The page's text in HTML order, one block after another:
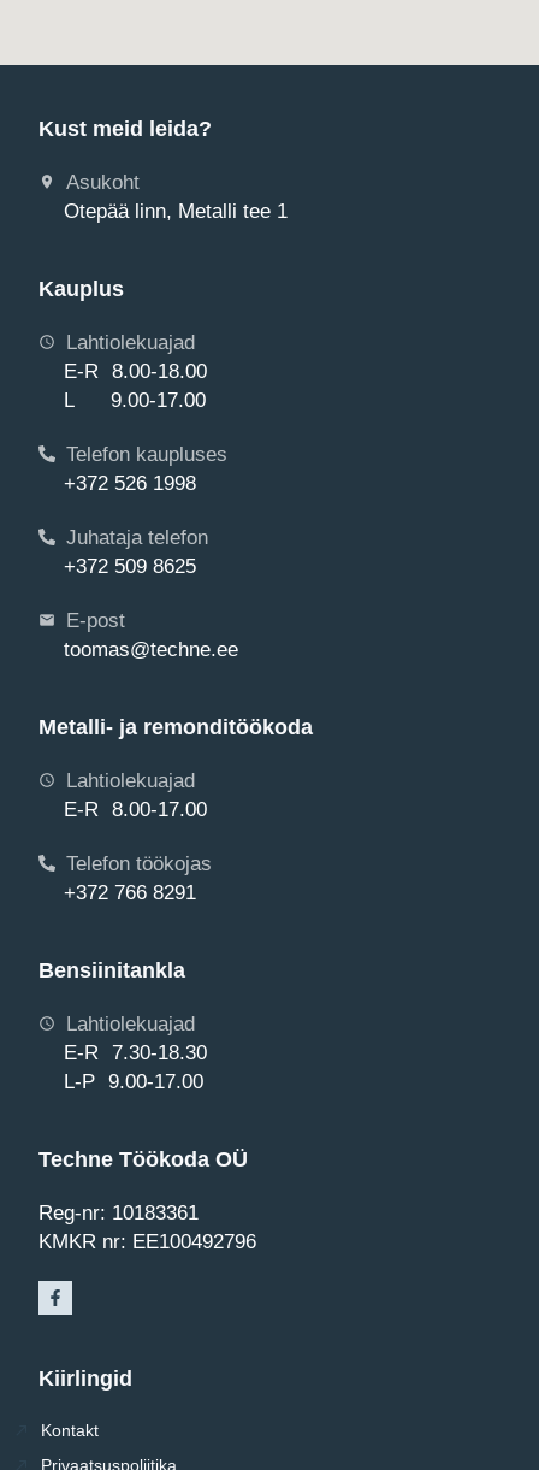
Kust meid leida?
Asukoht
Otepää linn, Metalli tee 1
Kauplus
Lahtiolekuajad
E-R 8.00-18.00
L 9.00-17.00
Telefon kaupluses
+372 526 1998
Juhataja telefon
+372 509 8625
E-post
toomas@techne.ee
Metalli- ja remonditöökoda
Lahtiolekuajad
E-R 8.00-17.00
Telefon töökojas
+372 766 8291
Bensiinitankla
Lahtiolekuajad
E-R 7.30-18.30
L-P 9.00-17.00
Techne Töökoda OÜ
Reg-nr: 10183361
KMKR nr: EE100492796
Kiirlingid
Kontakt
Privaatsuspoliitika